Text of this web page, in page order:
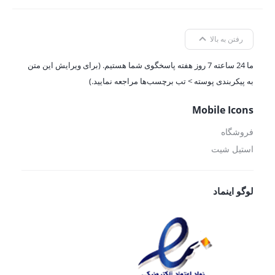
رفتن به بالا
ما 24 ساعته 7 روز هفته پاسخگوی شما هستیم. (برای ویرایش این متن
به پیکربندی پوسته > تب برچسب‌ها مراجعه نمایید.)
Mobile Icons
فروشگاه
استیل شیت
لوگو اینماد